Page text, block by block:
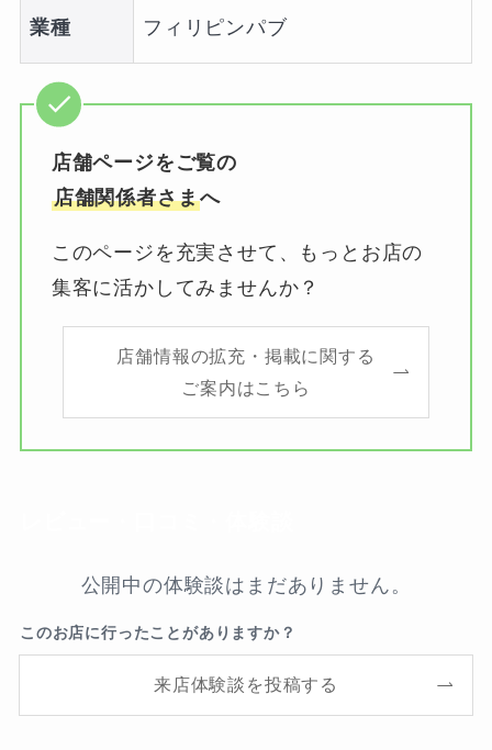
業種 フィリピンパブ
店舗ページをご覧の
店舗関係者さまへ
このページを充実させて、もっとお店の
集客に活かしてみませんか？
店舗情報の拡充・掲載に関する
ご案内はこちら
公開中の体験談はまだありません。
このお店に行ったことがありますか？
来店体験談を投稿する